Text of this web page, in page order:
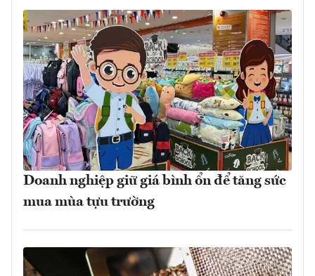
Doanh nghiệp giữ giá bình ổn để tăng sức
mua mùa tựu trường